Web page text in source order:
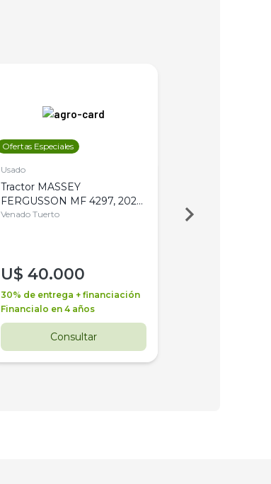
Ofertas Especiales
Usado
Tractor MASSEY
FERGUSSON MF 4297, 2020,
4WD, PATON
Venado Tuerto
U$ 40.000
30% de entrega + financiación
Financialo en 4 años
Consultar
Venado Tuerto